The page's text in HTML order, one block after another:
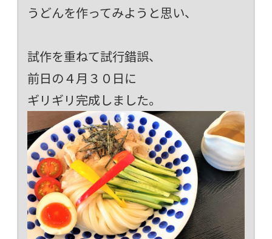
うどんを作ってみようと思い、
試作を重ねて試行錯誤、
前日の４月３０日に
ギリギリ完成しました。